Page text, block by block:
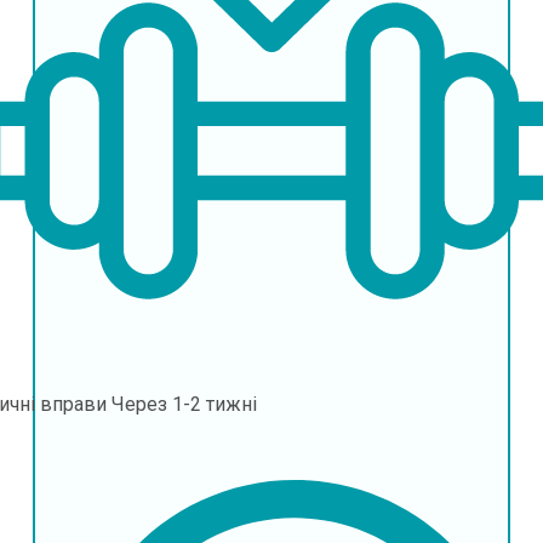
вправи Через 1-2 тижні